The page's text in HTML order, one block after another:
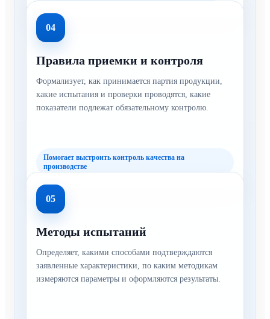
04
Правила приемки и контроля
Формализует, как принимается партия продукции,
какие испытания и проверки проводятся, какие
показатели подлежат обязательному контролю.
Помогает выстроить контроль качества на
производстве
05
Методы испытаний
Определяет, какими способами подтверждаются
заявленные характеристики, по каким методикам
измеряются параметры и оформляются результаты.